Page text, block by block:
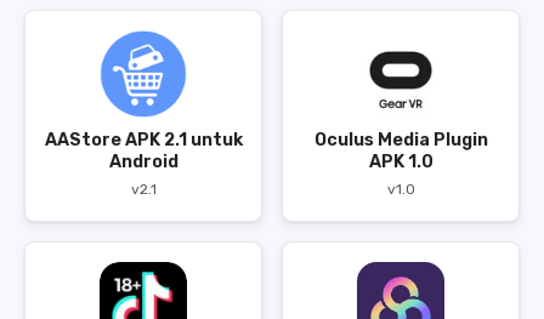
AAStore APK 2.1 untuk
Android
v2.1
Oculus Media Plugin
APK 1.0
v1.0